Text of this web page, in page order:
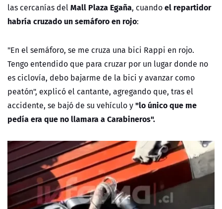
las cercanías delMall Plaza Egaña, cuandoel repartidor
habría cruzado un semáforo en rojo:
"En el semáforo, se me cruza una bici Rappi en rojo.
Tengo entendido que para cruzar por un lugar donde no
es ciclovía, debo bajarme de la bici y avanzar como
peatón", explicó el cantante, agregando que, tras el
accidente, se bajó de su vehículo y"lo único que me
pedía era que no llamara a Carabineros".